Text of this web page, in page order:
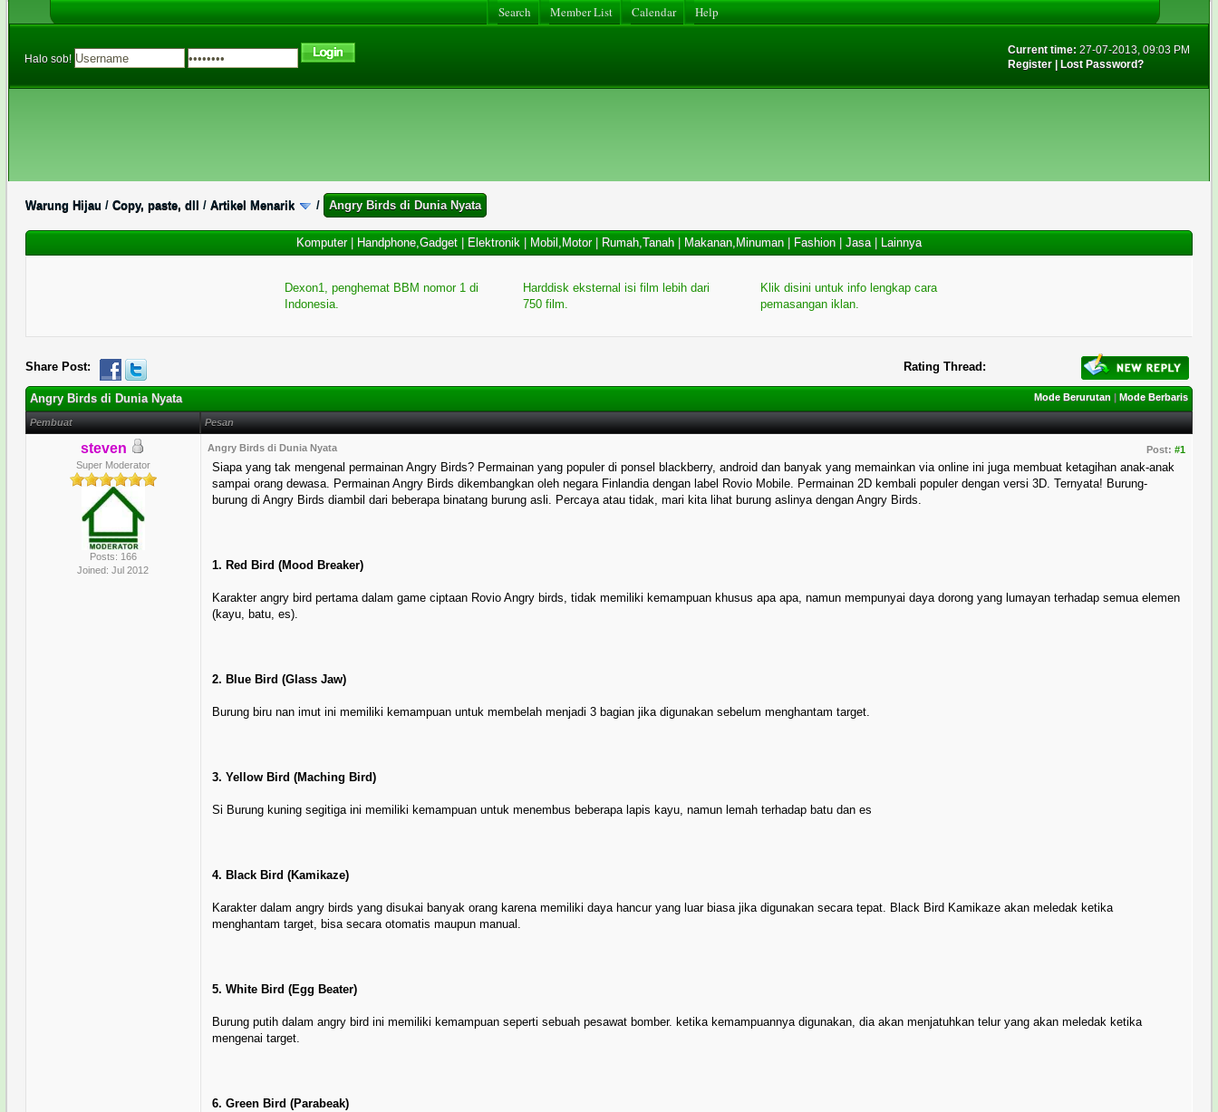
Search Member List Calendar Help
Halo sob!
Current time: 27-07-2013, 09:03 PM
Register
Lost Password?
Warung Hijau / Copy, paste, dll / Artikel Menarik / Angry Birds di Dunia Nyata
Komputer| Handphone,Gadget Elektronik Mobil,Motor| Rumah,Tanah Makanan,Minuman Fashion |Jasa| Lainnya
Dexon1, penghemat BBM nomor 1 di
Indonesia.
Harddisk eksternal isi film lebih dari
750 film.
Klik disini untuk info lengkap cara
pemasangan iklan.
Rating Thread:
0 Memberi Suara - 0 Rata-rata
12345
Share Post:
Mode Berurutan |Mode Berbaris
Angry Birds di Dunia Nyata
Pembuat Pesan
steven
Super Moderator
Posts: 166
Joined: Jul 2012
Post:#1
Angry Birds di Dunia Nyata
Siapa yang tak mengenal permainan Angry Birds? Permainan yang populer di ponsel blackberry, android dan banyak yang memainkan via online ini juga membuat ketagihan anak-anak
sampai orang dewasa. Permainan Angry Birds dikembangkan oleh negara Finlandia dengan label Rovio Mobile. Permainan 2D kembali populer dengan versi 3D. Ternyata! Burung-
burung di Angry Birds diambil dari beberapa binatang burung asli. Percaya atau tidak, mari kita lihat burung aslinya dengan Angry Birds.
1. Red Bird (Mood Breaker)
Karakter angry bird pertama dalam game ciptaan Rovio Angry birds, tidak memiliki kemampuan khusus apa apa, namun mempunyai daya dorong yang lumayan terhadap semua elemen
(kayu, batu, es).
2. Blue Bird (Glass Jaw)
Burung biru nan imut ini memiliki kemampuan untuk membelah menjadi 3 bagian jika digunakan sebelum menghantam target.
3. Yellow Bird (Maching Bird)
Si Burung kuning segitiga ini memiliki kemampuan untuk menembus beberapa lapis kayu, namun lemah terhadap batu dan es
4. Black Bird (Kamikaze)
Karakter dalam angry birds yang disukai banyak orang karena memiliki daya hancur yang luar biasa jika digunakan secara tepat. Black Bird Kamikaze akan meledak ketika
menghantam target, bisa secara otomatis maupun manual.
5. White Bird (Egg Beater)
Burung putih dalam angry bird ini memiliki kemampuan seperti sebuah pesawat bomber. ketika kemampuannya digunakan, dia akan menjatuhkan telur yang akan meledak ketika
mengenai target.
6. Green Bird (Parabeak)